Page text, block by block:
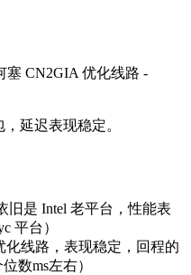
延迟表现稳定。
旧是 Intel 老平台，性能表
平台）
化线路，表现稳定，回程的
数ms左右）